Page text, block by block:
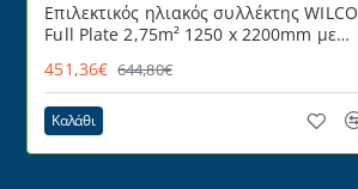
Επιλεκτικός ηλιακός συλλέκτης WILCO
Full Plate 2,75m² 1250 x 2200mm με
451,36€ 644,80€
Καλάθι